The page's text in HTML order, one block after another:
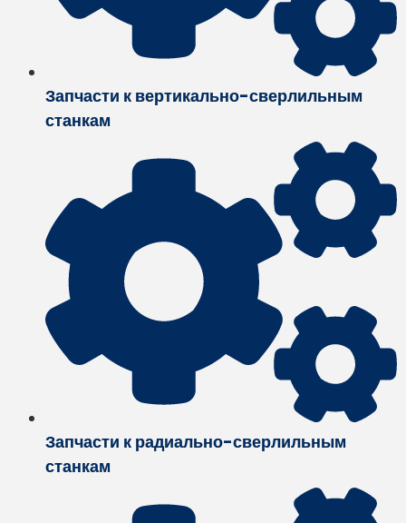
Запчасти к вертикально-сверлильным
станкам
Запчасти к радиально-сверлильным
станкам